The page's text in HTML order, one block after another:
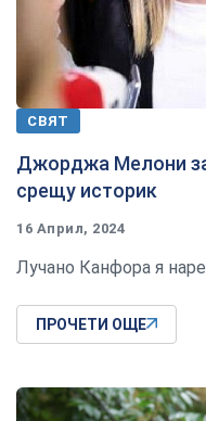
СВЯТ
Джорджа Мелони
срещу историк
16 Април, 2024
Лучано Канфора я
ПРОЧЕТИ ОЩЕ